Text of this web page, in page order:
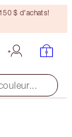
$ d'achats!